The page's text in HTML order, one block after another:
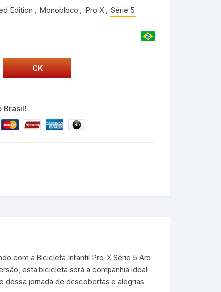
Edition , Monobloco , Pro X , Série 5
Brasil!
com a Bicicleta Infantil Pro-X Série 5 Aro
esta bicicleta será a companhia ideal
dessa jornada de descobertas e alegrias